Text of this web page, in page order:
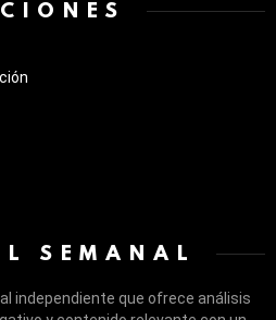
SEMANAL
independiente que ofrece análisis